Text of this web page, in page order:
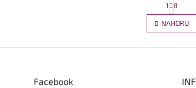
O
v
l
d
t
r
á
n
1 8
NAHORU
Facebook